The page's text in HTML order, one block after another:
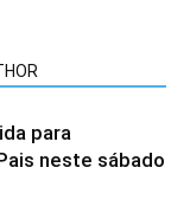
para
neste sábado